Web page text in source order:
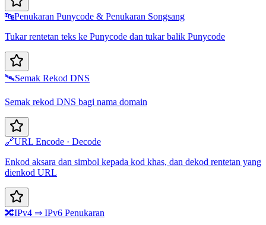
🔤Penukaran Punycode & Penukaran Songsang
Tukar rentetan teks ke Punycode dan tukar balik Punycode
🛰️Semak Rekod DNS
Semak rekod DNS bagi nama domain
🔗URL Encode · Decode
Enkod aksara dan simbol kepada kod khas, dan dekod rentetan yang
dienkod URL
🔀IPv4 ⇒ IPv6 Penukaran